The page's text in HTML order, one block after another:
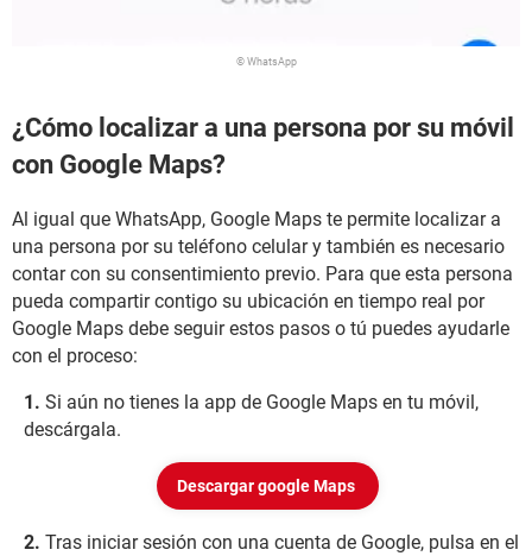
© WhatsApp
¿Cómo localizar a una persona por su móvil
con Google Maps?
Al igual que WhatsApp, Google Maps te permite localizar a
una persona por su teléfono celular y también es necesario
contar con su consentimiento previo. Para que esta persona
pueda compartir contigo su ubicación en tiempo real por
Google Maps debe seguir estos pasos o tú puedes ayudarle
con el proceso:
Si aún no tienes la app de Google Maps en tu móvil,
descárgala.
Descargar google Maps
Tras iniciar sesión con una cuenta de Google, pulsa en el